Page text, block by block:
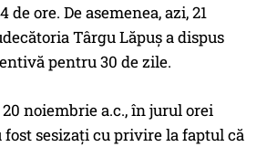
de ore. De asemenea, azi, 21
Târgu Lăpuș a dispus
pentru 30 de zile.
noiembrie a.c., în jurul orei
fost sesizați cu privire la faptul că